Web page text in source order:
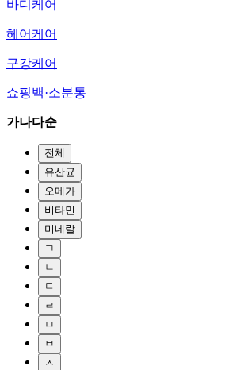
바디케어
헤어케어
구강케어
쇼핑백·소분통
가나다순
전체
유산균
오메가
비타민
미네랄
ㄱ
ㄴ
ㄷ
ㄹ
ㅁ
ㅂ
ㅅ